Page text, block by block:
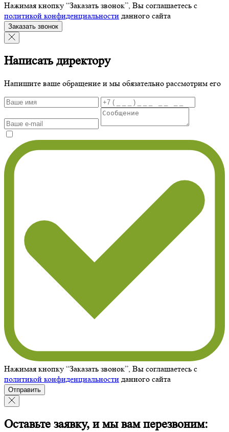
Нажимая кнопку “Заказать звонок”, Вы соглашаетесь с
политикой конфиденциальности данного сайта
Заказать звонок
Написать директору
Напишите ваше обращение и мы обязательно рассмотрим его
Нажимая кнопку “Заказать звонок”, Вы соглашаетесь с
политикой конфиденциальности данного сайта
Отправить
Оставьте заявку, и мы вам перезвоним: